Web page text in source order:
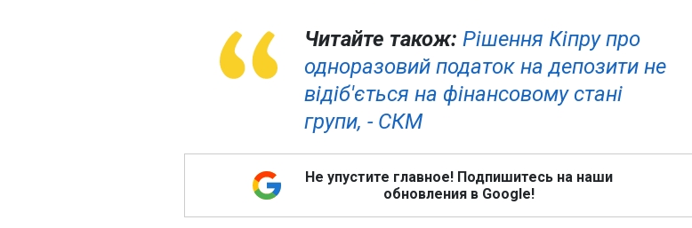
Читайте також: Рішення Кіпру про
одноразовий податок на депозити не
відіб'ється на фінансовому стані
групи, - СКМ
Не упустите главное! Подпишитесь на наши
обновления в Google!